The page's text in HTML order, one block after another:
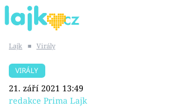
SHOPAHOLICADEL
Lajk ■ Virály
VIRÁLY
21. září 2021 13:49
redakce Prima Lajk